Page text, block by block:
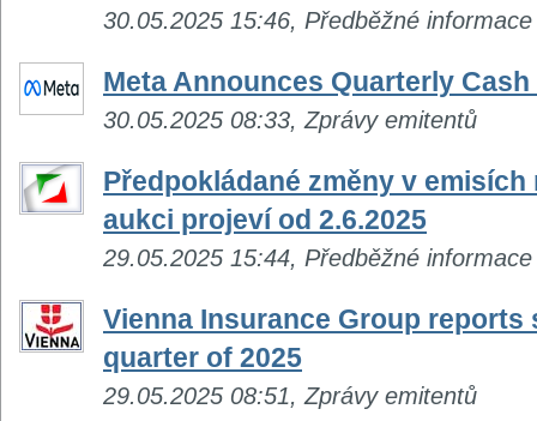
30.05.2025 15:46, Předběžné informace
Meta Announces Quarterly
30.05.2025 08:33, Zprávy emitentů
Předpokládané změny v emisích
aukci projeví od 2.6.2025
29.05.2025 15:44, Předběžné informace
Vienna Insurance Group
quarter of 2025
29.05.2025 08:51, Zprávy emitentů